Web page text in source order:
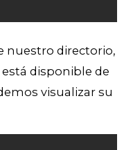
nuestro directorio,
disponible de
visualizar su